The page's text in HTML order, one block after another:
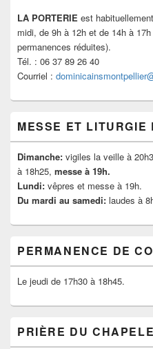
LA PORTERIE est
midi, de 9h à 12h et de 14h à
permanences réduites).
Tél. : 06 37 89 26 40
Courriel :
MESSE ET LITURGIE
Dimanche: vigiles la veille à
à 18h25, messe à 19h.
Lundi: vêpres et messe à 19h.
Du mardi au samedi: laudes à
PERMANENCE DE
Le jeudi de 17h30 à 18h45.
PRIÈRE DU